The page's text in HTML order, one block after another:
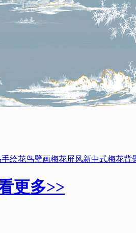
手绘花鸟壁画梅花屏风新中式梅花背
更多>>